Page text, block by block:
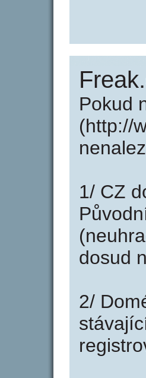
Pokud
(http://
1/ CZ
dosud
2/